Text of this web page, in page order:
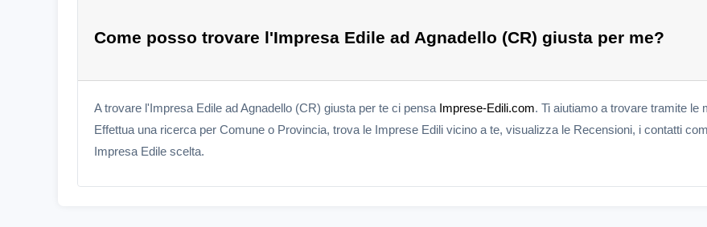
Come posso trovare l'Impresa Edile ad Agnadello (CR) giusta per me?
A trovare l'Impresa Edile ad Agnadello (CR) giusta per te ci pensa Imprese-Edili.com. Ti aiutiamo a trovare tramite le
Effettua una ricerca per Comune o Provincia, trova le Imprese Edili vicino a te, visualizza le Recensioni, i contatti
Impresa Edile scelta.